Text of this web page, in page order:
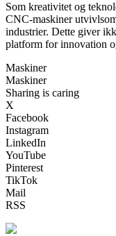
Som kreativitet og
CNC-maskiner
industrier. Dette giver
platform for innovation
Maskiner
Maskiner
Sharing is caring
X
Facebook
Instagram
LinkedIn
YouTube
Pinterest
TikTok
Mail
RSS